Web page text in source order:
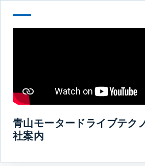
青山モータードライブテク
社案内